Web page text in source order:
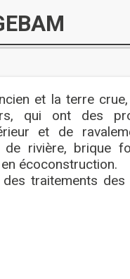
et la terre
qui ont des
et de
rivière, brique
écoconstruction.
traitements